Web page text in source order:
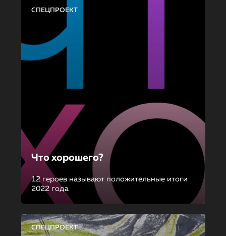
СПЕЦПРОЕКТ
Что хорошего?
12 героев называют положительные итоги
2022 года
СПЕЦПРОЕКТ